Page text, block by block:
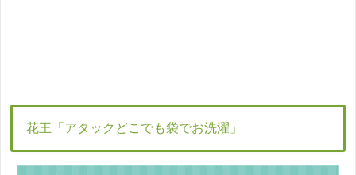
花王「アタックどこでも袋でお洗濯」